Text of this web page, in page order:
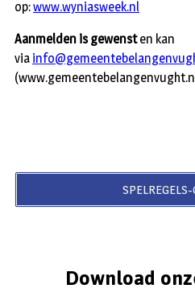
op:www.wyniasweek.nl
Aanmelden is gewensten kan
via
SPELREGELS-
Download